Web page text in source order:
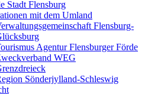
Stadt Flensburg
mit dem Umland
Flensburg-
Agentur Flensburger Förde
WEG
Sönderjylland-Schleswig